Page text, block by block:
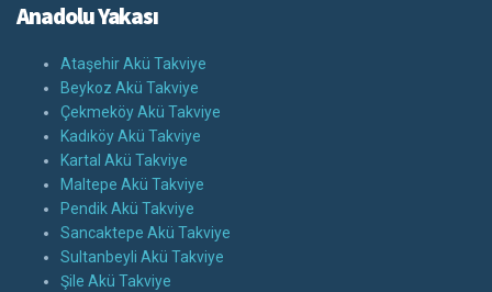
Anadolu Yakası
Ataşehir Akü Takviye
Beykoz Akü Takviye
Çekmeköy Akü Takviye
Kadıköy Akü Takviye
Kartal Akü Takviye
Maltepe Akü Takviye
Pendik Akü Takviye
Sancaktepe Akü Takviye
Sultanbeyli Akü Takviye
Şile Akü Takviye